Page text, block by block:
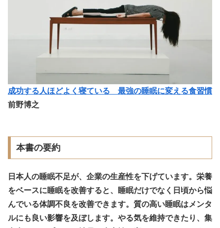
成功する人ほどよく寝ている 最強の睡眠に変える食習慣
前野博之
本書の要約
日本人の睡眠不足が、企業の生産性を下げています。栄養
をベースに睡眠を改善すると、睡眠だけでなく日頃から悩
んでいる体調不良を改善できます。質の高い睡眠はメンタ
ルにも良い影響を及ぼします。やる気を維持できたり、集